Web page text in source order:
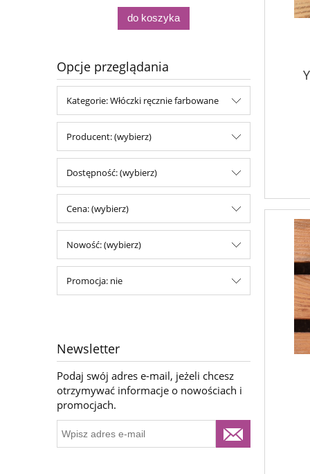
do koszyka
Opcje przeglądania
Kategorie: Włóczki ręcznie farbowane
Producent: (wybierz)
Dostępność: (wybierz)
Cena: (wybierz)
Nowość: (wybierz)
Promocja: nie
Newsletter
Podaj swój adres e-mail, jeżeli chcesz
otrzymywać informacje o nowościach i
promocjach.